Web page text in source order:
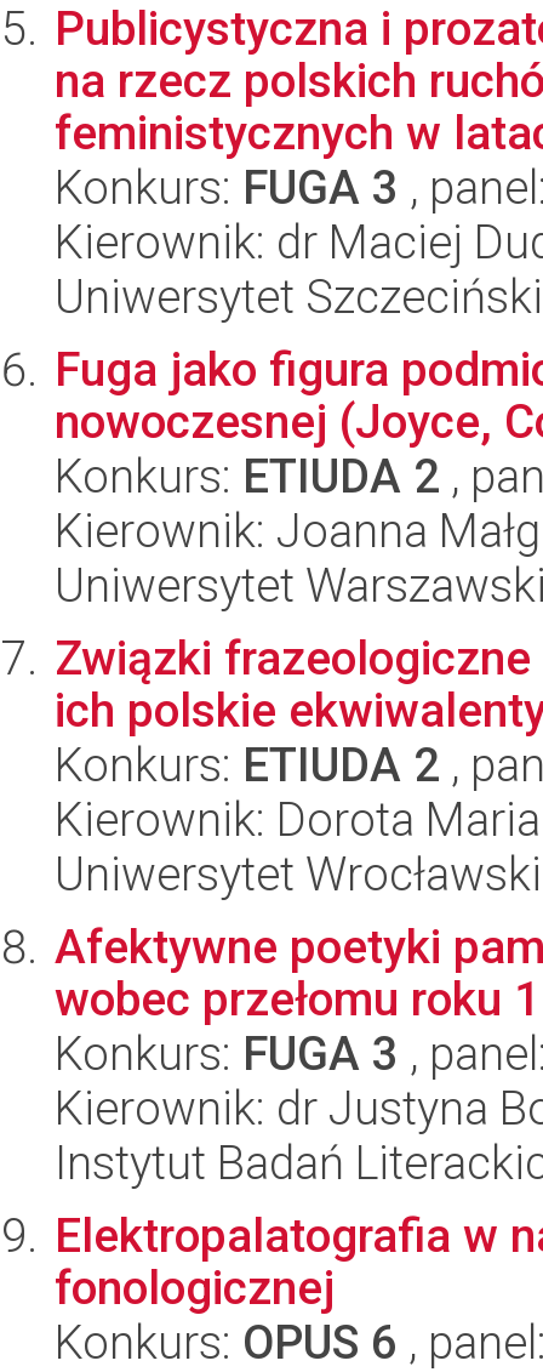
Publicystyczna i
na rzecz polskich
feministycznych w
Konkurs: FUGA 3 ,
Kierownik: dr Maciej
Uniwersytet
Fuga jako figura
nowoczesnej (Joyce,
Konkurs: ETIUDA 2 ,
Kierownik: Joanna
Uniwersytet
Związki
ich polskie
Konkurs: ETIUDA 2 ,
Kierownik: Dorota
Uniwersytet
Afektywne poetyki
wobec przełomu roku
Konkurs: FUGA 3 ,
Kierownik: dr Justyna
Instytut Badań
Elektropalatografia w
fonologicznej
Konkurs: OPUS 6 ,